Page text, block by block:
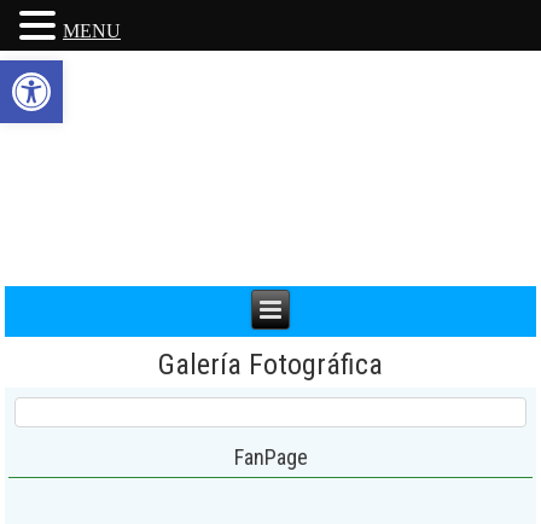
Galería Fotográfica
FanPage
MENU
Abrir barra de herramientas